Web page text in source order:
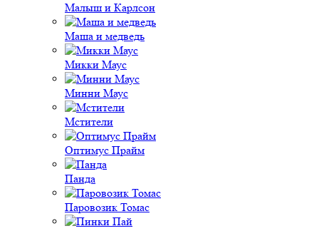
Малыш и Карлсон
Маша и медведь
Микки Маус
Минни Маус
Мстители
Оптимус Прайм
Панда
Паровозик Томас